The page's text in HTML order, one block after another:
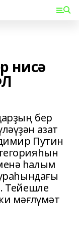
нисә
бер
азат
Путин
һалым
Тейешле
мәғлүмәт